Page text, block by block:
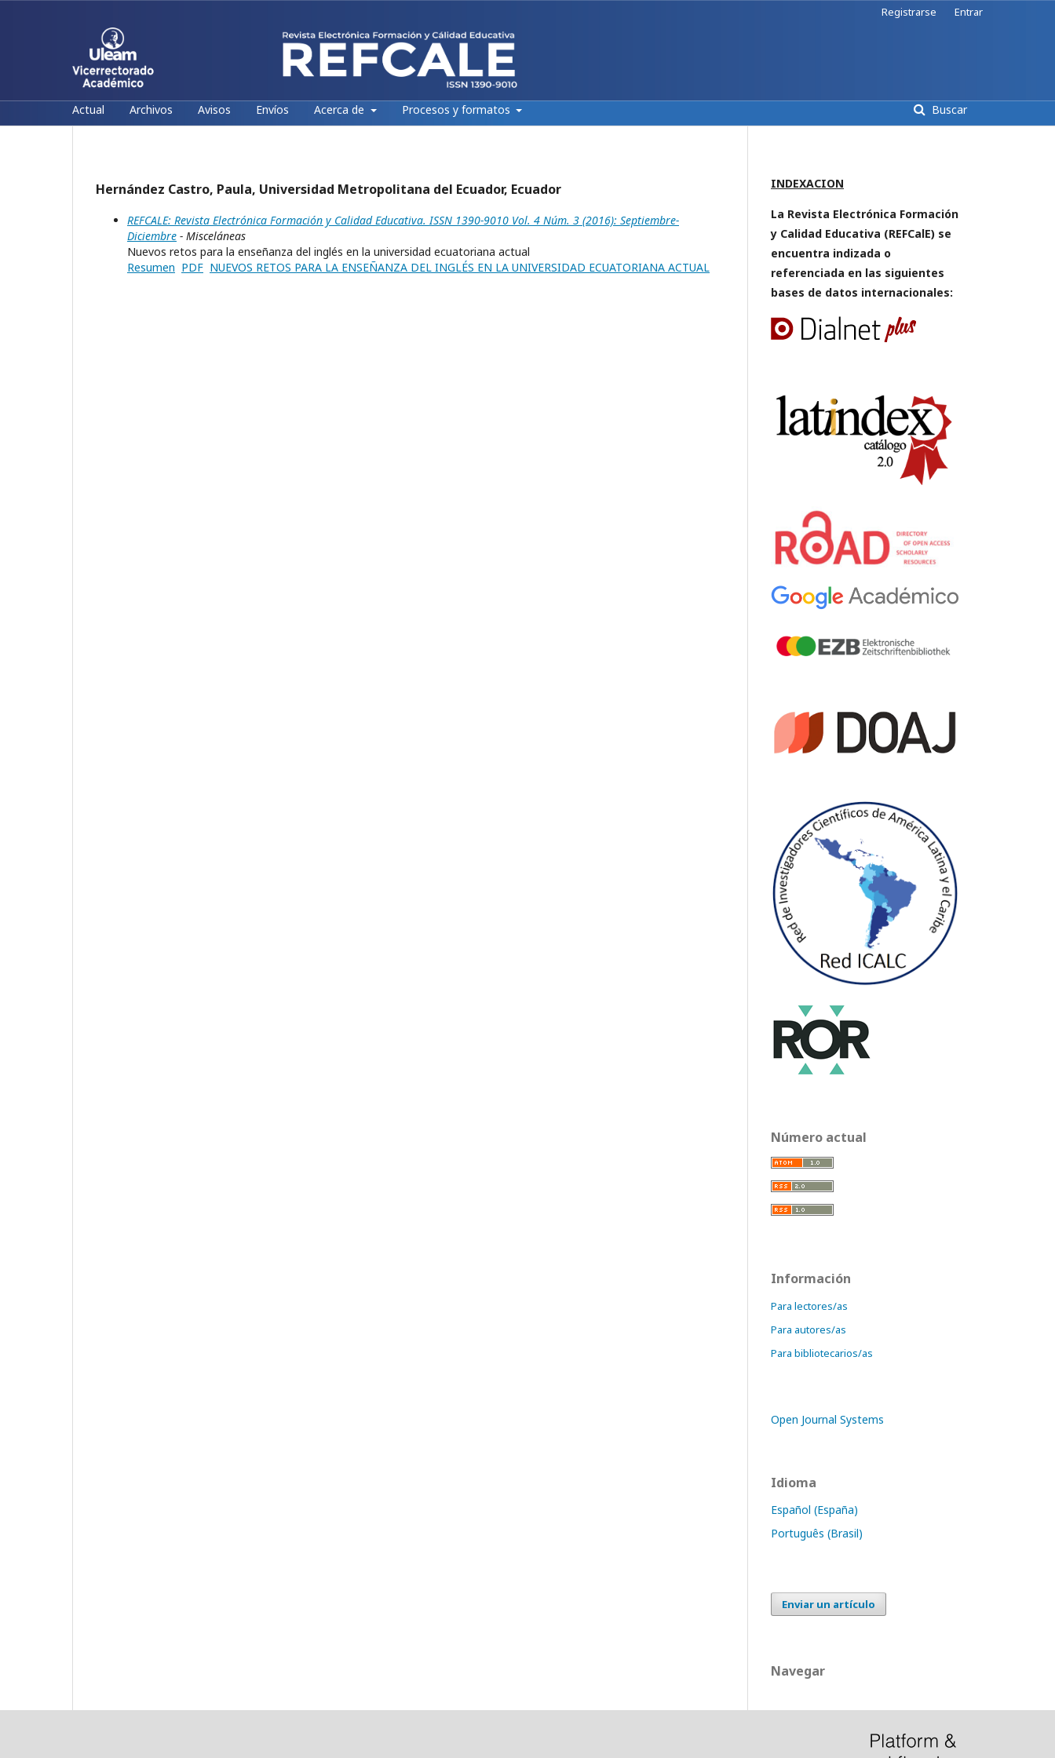
Actual Archivos Avisos Envíos Acerca de Procesos y formatos Buscar
Registrarse Entrar
Hernández Castro, Paula, Universidad Metropolitana del Ecuador, Ecuador
REFCALE: Revista Electrónica Formación y Calidad Educativa. ISSN 1390-9010 Vol. 4 Núm. 3 (2016): Septiembre-
Diciembre - Misceláneas
Nuevos retos para la enseñanza del inglés en la universidad ecuatoriana actual
Resumen PDF NUEVOS RETOS PARA LA ENSEÑANZA DEL INGLÉS EN LA UNIVERSIDAD ECUATORIANA ACTUAL
INDEXACION
La Revista Electrónica Formación
y Calidad Educativa (REFCalE) se
encuentra indizada o
referenciada en las siguientes
bases de datos internacionales:
Número actual
Información
Para lectores/as
Para autores/as
Para bibliotecarios/as
Open Journal Systems
Idioma
Español (España)
Português (Brasil)
Enviar un artículo
Navegar